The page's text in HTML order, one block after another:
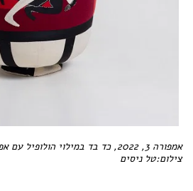
אמפורה 3, 2022, כד בד במילוי
צילום:טל ניסים